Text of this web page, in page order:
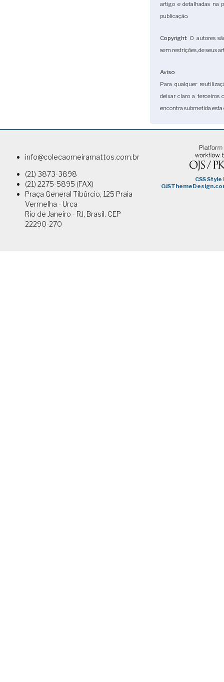
artigo e detalhadas na
publicação.
Copyright: O autores
sem restrições, de seus
Aviso
Para qualquer
deixar claro a terceiros
encontra submetida esta
info@colecaomeiramattos.com.br
(21) 3873-3898
(21) 2275-5895 (FAX)
Praça General Tibúrcio, 125 Praia
Vermelha - Urca
Rio de Janeiro - RJ, Brasil. CEP
22290-270